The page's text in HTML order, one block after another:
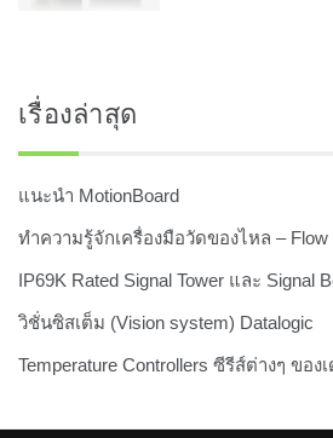
เรื่องล่าสุด
แนะนำ MotionBoard
ทำความรู้จักเครื่องมือวัดของไหล – Flow
IP69K Rated Signal Tower และ Signal
วิชั่นซิสเต็ม (Vision system) Datalogic
Temperature Controllers ซีรีส์ต่างๆ ของ